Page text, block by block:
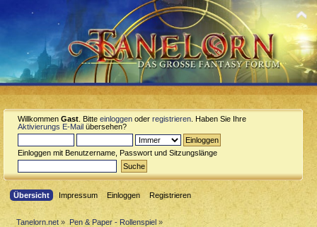
Willkommen Gast . Bitte einloggen oder registrieren . Haben Sie Ihre
Aktivierungs E-Mail übersehen?
Einloggen mit Benutzername, Passwort und Sitzungslänge
Übersicht Impressum Einloggen Registrieren
Tanelorn.net » Pen & Paper - Rollenspiel»